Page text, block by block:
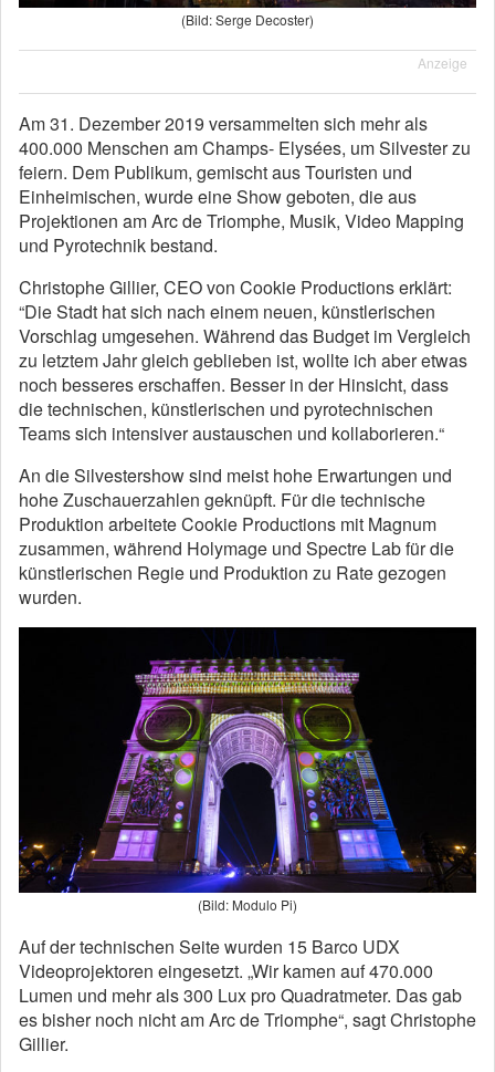
(Bild: Serge Decoster)
Anzeige
Am 31. Dezember 2019 versammelten sich mehr als
400.000 Menschen am Champs- Elysées, um Silvester zu
feiern. Dem Publikum, gemischt aus Touristen und
Einheimischen, wurde eine Show geboten, die aus
Projektionen am Arc de Triomphe, Musik, Video Mapping
und Pyrotechnik bestand.
Christophe Gillier, CEO von Cookie Productions erklärt:
“Die Stadt hat sich nach einem neuen, künstlerischen
Vorschlag umgesehen. Während das Budget im Vergleich
zu letztem Jahr gleich geblieben ist, wollte ich aber etwas
noch besseres erschaffen. Besser in der Hinsicht, dass
die technischen, künstlerischen und pyrotechnischen
Teams sich intensiver austauschen und kollaborieren.“
An die Silvestershow sind meist hohe Erwartungen und
hohe Zuschauerzahlen geknüpft. Für die technische
Produktion arbeitete Cookie Productions mit Magnum
zusammen, während Holymage und Spectre Lab für die
künstlerischen Regie und Produktion zu Rate gezogen
wurden.
(Bild: Modulo Pi)
Auf der technischen Seite wurden 15 Barco UDX
Videoprojektoren eingesetzt. „Wir kamen auf 470.000
Lumen und mehr als 300 Lux pro Quadratmeter. Das gab
es bisher noch nicht am Arc de Triomphe“, sagt Christophe
Gillier.